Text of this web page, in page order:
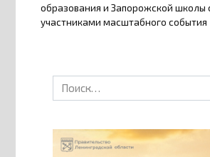
образования и Запорожской школы
участниками масштабного события
Search
for: